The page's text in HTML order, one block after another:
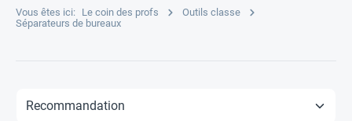
Vous êtes ici: Le coin des profs
Outils classe
Séparateurs de bureaux